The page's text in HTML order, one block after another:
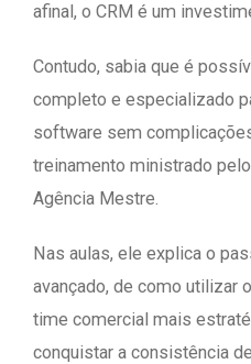
afinal, o CRM é um
Contudo, sabia que é
completo e especializado
software sem
treinamento ministrado
Agência Mestre.
Nas aulas, ele explica o
avançado, de como utilizar
time comercial mais
conquistar a consistência